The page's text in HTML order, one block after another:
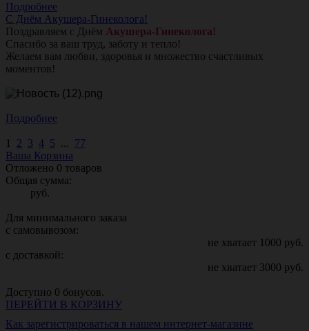
Подробнее
С Днём Акушера-Гинеколога!
Поздравляем с Днём Акушера-Гинеколога!
Спасибо за ваш труд, заботу и тепло!
Желаем вам любви, здоровья и множество счастливых
моментов!
Подробнее
1 2 3 4 5 ... 77
Ваша Корзина
Отложено 0 товаров
Общая сумма:
руб.
Для минимального заказа
с самовывозом:
не хватает 1000 руб.
с доставкой:
не хватает 3000 руб.
Доступно 0 бонусов.
ПЕРЕЙТИ В КОРЗИНУ
Как зарегистрироваться в нашем интернет-магазине